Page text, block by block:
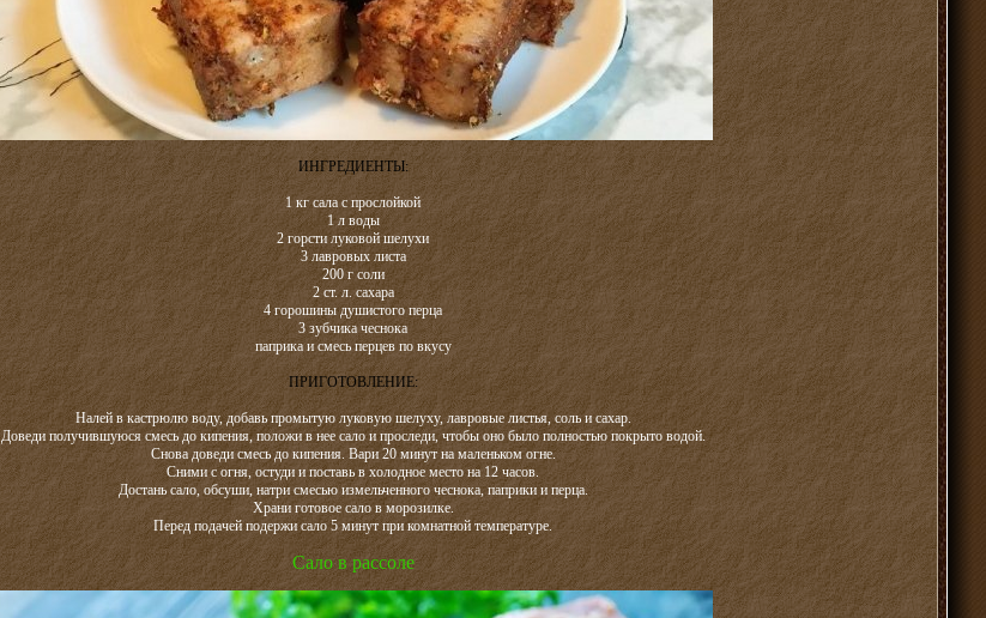
ИНГРЕДИЕНТЫ:
1 кг сала с прослойкой
1 л воды
2 горсти луковой шелухи
3 лавровых листа
200 г соли
2 ст. л. сахара
4 горошины душистого перца
3 зубчика чеснока
паприка и смесь перцев по вкусу
ПРИГОТОВЛЕНИЕ:
Налей в кастрюлю воду, добавь промытую луковую шелуху, лавровые листья, соль и сахар.
Доведи получившуюся смесь до кипения, положи в нее сало и проследи, чтобы оно было полностью покрыто водой.
Снова доведи смесь до кипения. Вари 20 минут на маленьком огне.
Сними с огня, остуди и поставь в холодное место на 12 часов.
Достань сало, обсуши, натри смесью измельченного чеснока, паприки и перца.
Храни готовое сало в морозилке.
Перед подачей подержи сало 5 минут при комнатной температуре.
Сало в рассоле